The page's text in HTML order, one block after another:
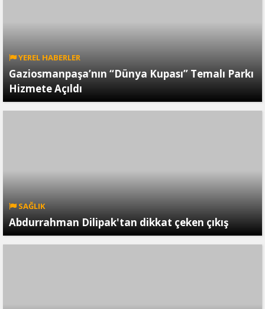
YEREL HABERLER
Gaziosmanpaşa’nın “Dünya Kupası” Temalı Parkı
Hizmete Açıldı
SAĞLIK
Abdurrahman Dilipak'tan dikkat çeken çıkış